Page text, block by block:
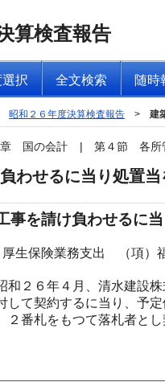
算検査報告
択 全文検索 随時
昭和２６年度決算検査報告 > 建
国の会計 | 第４節 各所
わせるに当り処置
事を請け負わせるに
生保険業務支出 （項）
２６年４月、清水建設
て契約するに当り、予
２番札をもつて落札者と